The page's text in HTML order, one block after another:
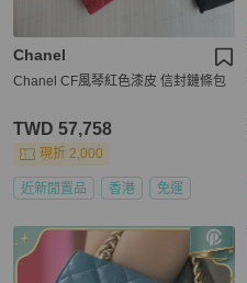
Chanel
Chanel CF風琴紅色漆皮 信封鏈條包
TWD 57,758
現折 2,000
近新閒置品 香港 免運